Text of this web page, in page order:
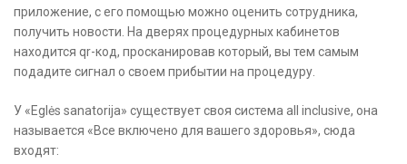
приложение, с его помощью можно оценить сотрудника,
получить новости. На дверях процедурных кабинетов
находится qr-код, просканировав который, вы тем самым
подадите сигнал о своем прибытии на процедуру.
У «Eglės sanatorija» существует своя система all inclusive, она
называется «Все включено для вашего здоровья», сюда
входят: